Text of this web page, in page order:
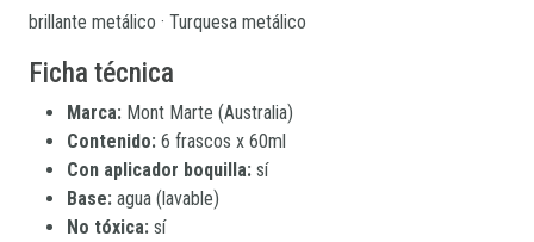
brillante metálico · Turquesa metálico
Ficha técnica
Marca: Mont Marte (Australia)
Contenido: 6 frascos x 60ml
Con aplicador boquilla: sí
Base: agua (lavable)
No tóxica: sí